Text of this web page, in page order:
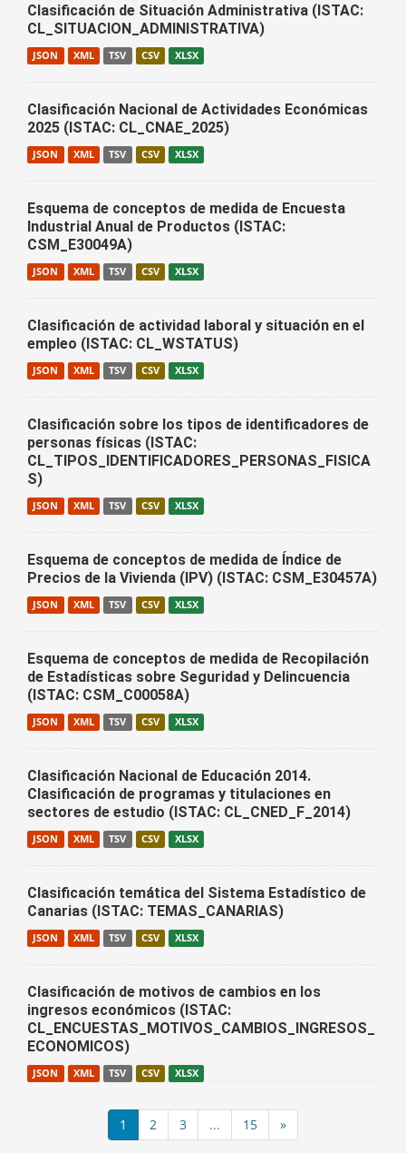
Clasificación de Situación Administrativa (ISTAC:
CL_SITUACION_ADMINISTRATIVA)
JSON XML TSV CSV XLSX
Clasificación Nacional de Actividades Económicas
2025 (ISTAC: CL_CNAE_2025)
JSON XML TSV CSV XLSX
Esquema de conceptos de medida de Encuesta
Industrial Anual de Productos (ISTAC:
CSM_E30049A)
JSON XML TSV CSV XLSX
Clasificación de actividad laboral y situación en el
empleo (ISTAC: CL_WSTATUS)
JSON XML TSV CSV XLSX
Clasificación sobre los tipos de identificadores de
personas físicas (ISTAC:
CL_TIPOS_IDENTIFICADORES_PERSONAS_FISICA
S)
JSON XML TSV CSV XLSX
Esquema de conceptos de medida de Índice de
Precios de la Vivienda (IPV) (ISTAC: CSM_E30457A)
JSON XML TSV CSV XLSX
Esquema de conceptos de medida de Recopilación
de Estadísticas sobre Seguridad y Delincuencia
(ISTAC: CSM_C00058A)
JSON XML TSV CSV XLSX
Clasificación Nacional de Educación 2014.
Clasificación de programas y titulaciones en
sectores de estudio (ISTAC: CL_CNED_F_2014)
JSON XML TSV CSV XLSX
Clasificación temática del Sistema Estadístico de
Canarias (ISTAC: TEMAS_CANARIAS)
JSON XML TSV CSV XLSX
Clasificación de motivos de cambios en los
ingresos económicos (ISTAC:
CL_ENCUESTAS_MOTIVOS_CAMBIOS_INGRESOS_
ECONOMICOS)
JSON XML TSV CSV XLSX
1 2 3 ... 15 »